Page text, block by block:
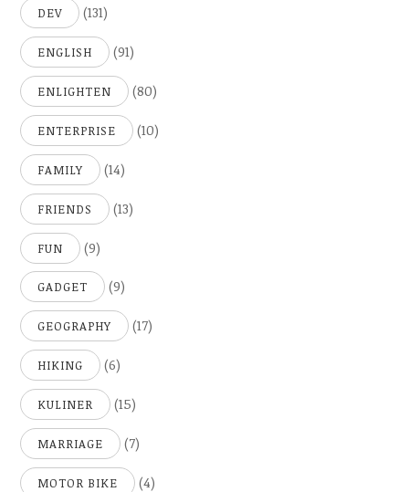
DEV (131)
ENGLISH (91)
ENLIGHTEN (80)
ENTERPRISE (10)
FAMILY (14)
FRIENDS (13)
FUN (9)
GADGET (9)
GEOGRAPHY (17)
HIKING (6)
KULINER (15)
MARRIAGE (7)
MOTOR BIKE (4)